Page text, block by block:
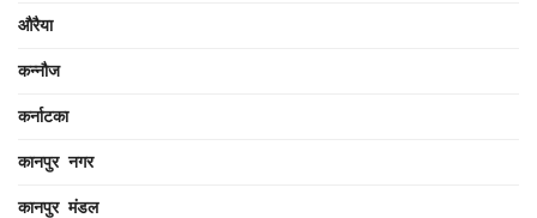
औरैया
कन्नौज
कर्नाटका
कानपुर नगर
कानपुर मंडल